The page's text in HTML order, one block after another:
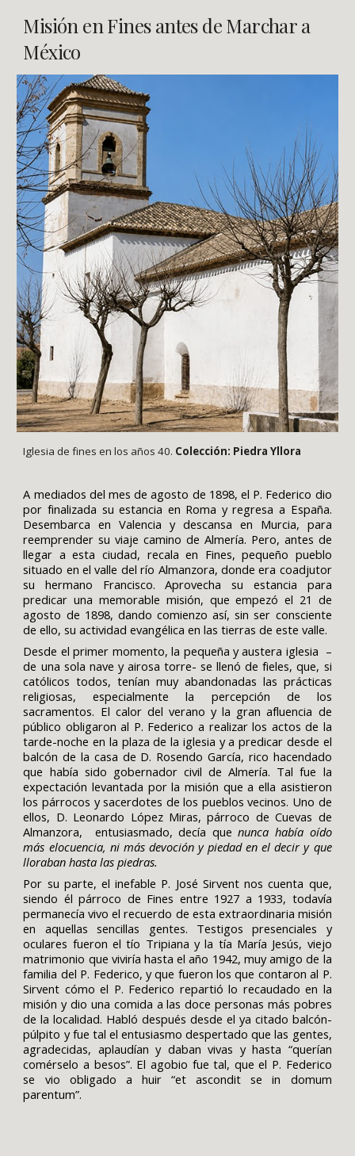
Misión en Fines antes de Marchar a
México
Iglesia de fines en los años 40. Colección: Piedra Yllora
A mediados del mes de agosto de 1898, el P. Federico dio
por finalizada su estancia en Roma y regresa a España.
Desembarca en Valencia y descansa en Murcia, para
reemprender su viaje camino de Almería. Pero, antes de
llegar a esta ciudad, recala en Fines, pequeño pueblo
situado en el valle del río Almanzora, donde era coadjutor
su hermano Francisco. Aprovecha su estancia para
predicar una memorable misión, que empezó el 21 de
agosto de 1898, dando comienzo así, sin ser consciente
de ello, su actividad evangélica en las tierras de este valle.
Desde el primer momento, la pequeña y austera iglesia –
de una sola nave y airosa torre- se llenó de fieles, que, si
católicos todos, tenían muy abandonadas las prácticas
religiosas, especialmente la percepción de los
sacramentos. El calor del verano y la gran afluencia de
público obligaron al P. Federico a realizar los actos de la
tarde-noche en la plaza de la iglesia y a predicar desde el
balcón de la casa de D. Rosendo García, rico hacendado
que había sido gobernador civil de Almería. Tal fue la
expectación levantada por la misión que a ella asistieron
los párrocos y sacerdotes de los pueblos vecinos. Uno de
ellos, D. Leonardo López Miras, párroco de Cuevas de
Almanzora, entusiasmado, decía quenunca había oído
más elocuencia, ni más devoción y piedad en el decir y que
lloraban hasta las piedras.
Por su parte, el inefable P. José Sirvent nos cuenta que,
siendo él párroco de Fines entre 1927 a 1933, todavía
permanecía vivo el recuerdo de esta extraordinaria misión
en aquellas sencillas gentes. Testigos presenciales y
oculares fueron el tío Tripiana y la tía María Jesús, viejo
matrimonio que viviría hasta el año 1942, muy amigo de la
familia del P. Federico, y que fueron los que contaron al P.
Sirvent cómo el P. Federico repartió lo recaudado en la
misión y dio una comida a las doce personas más pobres
de la localidad. Habló después desde el ya citado balcón-
púlpito y fue tal el entusiasmo despertado que las gentes,
agradecidas, aplaudían y daban vivas y hasta “querían
comérselo a besos”. El agobio fue tal, que el P. Federico
se vio obligado a huir “et ascondit se in domum
parentum”.